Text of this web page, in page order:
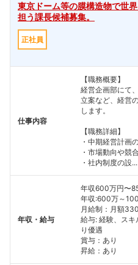
東京ドーム等の膜構造物で世
担う課長候補募集。
正社員
仕事内容
【職務概要】
経営企画部にて
立案など、経営
します。
【職務詳細】
・中期経営計画
・市場動向や競
・社内制度の設...
年収・給与
年収600万円〜
年収:600万～
月給制：月額
給与: 経験、ス
り優遇
賞与：あり
昇給：あり